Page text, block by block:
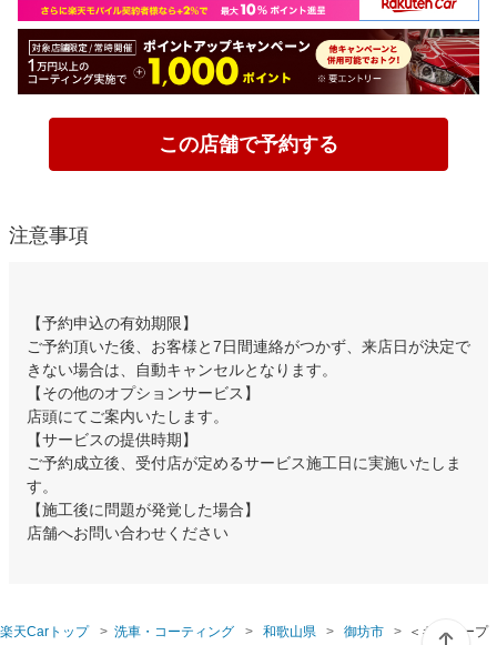
この店舗で予約する
注意事項
【予約申込の有効期限】
ご予約頂いた後、お客様と7日間連絡がつかず、来店日が決定で
きない場合は、自動キャンセルとなります。
【その他のオプションサービス】
店頭にてご案内いたします。
【サービスの提供時期】
ご予約成立後、受付店が定めるサービス施工日に実施いたしま
す。
【施工後に問題が発覚した場合】
店舗へお問い合わせください
楽天Carトップ 洗車・コーティング 和歌山県 御坊市
＜キーパープ